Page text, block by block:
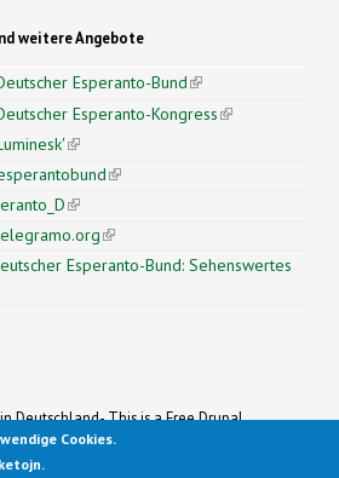
weitere Angebote
Esperanto-Bund(link is
external)
Esperanto-Kongress(link is
(link is external)
(link is external)
(link is external)
(link is external)
Esperanto-Bund: Sehenswertes
Deutschland- This is a Free Drupal
Theme
the Open Source Community by
Cookies.